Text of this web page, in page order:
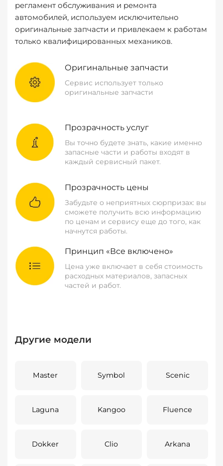
регламент обслуживания и ремонта
автомобилей, используем исключительно
оригинальные запчасти и привлекаем к работам
только квалифицированных механиков.
Оригинальные запчасти
Сервис использует только
оригинальные запчасти
Прозрачность услуг
Вы точно будете знать, какие именно
запасные части и работы входят в
каждый сервисный пакет.
Прозрачность цены
Забудьте о неприятных сюрпризах: вы
сможете получить всю информацию
по ценам и сервису еще до того, как
начнутся работы.
Принцип «Все включено»
Цена уже включает в себя стоимость
расходных материалов, запасных
частей и работ.
Другие модели
Master Symbol Scenic
Laguna Kangoo Fluence
Dokker Clio Arkana